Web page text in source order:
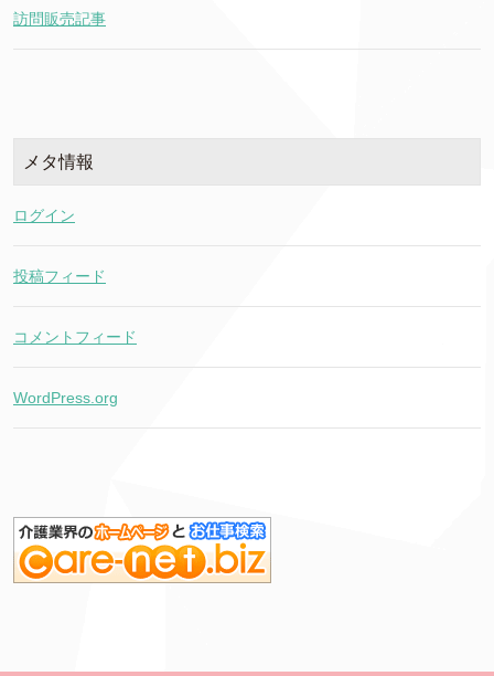
訪問販売記事
メタ情報
ログイン
投稿フィード
コメントフィード
WordPress.org